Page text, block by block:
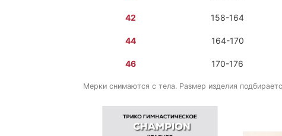
42 158-164
44 164-170
46 170-176
Мерки снимаются с тела. Размер изделия